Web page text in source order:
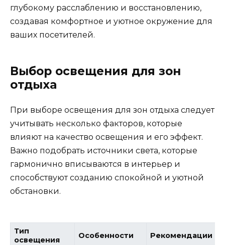
глубокому расслаблению и восстановлению,
создавая комфортное и уютное окружение для
ваших посетителей.
Выбор освещения для зон
отдыха
При выборе освещения для зон отдыха следует
учитывать несколько факторов, которые
влияют на качество освещения и его эффект.
Важно подобрать источники света, которые
гармонично вписываются в интерьер и
способствуют созданию спокойной и уютной
обстановки.
Тип
освещения
Особенности Рекомендации